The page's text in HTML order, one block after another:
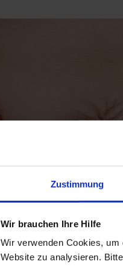
Zustimmung
Wir brauchen Ihre Hilfe
Wir verwenden Cookies,
Website zu analysieren.